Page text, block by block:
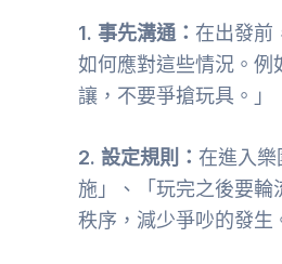
1. 事先溝通： 在出發前
如何應對這些情況。例
讓，不要爭搶玩具。」
2. 設定規則： 在進入
施」、「玩完之後要輪
秩序，減少爭吵的發生